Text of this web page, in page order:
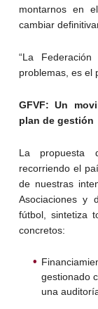
montarnos en
cambiar
“La
problemas, es el
GFVF: Un
plan de gestión
La propuesta
recorriendo el
de nuestras
Asociaciones y
fútbol, sintetiza
concretos:
gestionado
una